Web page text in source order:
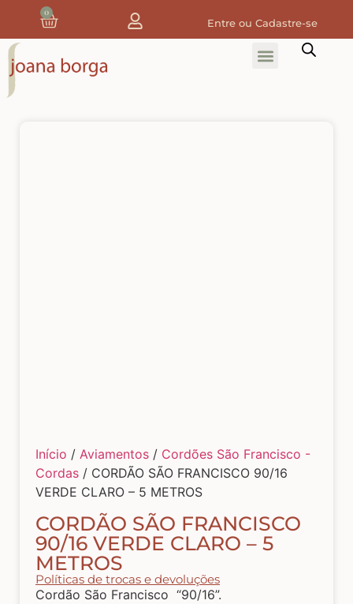
0
Entre ou Cadastre-se
Home
Tecidos Estampados e Florais
Tecidos Estampas de Cozinha
Tecidos de Páscoa
Início / Aviamentos / Cordões São Francisco -
Cordas / CORDÃO SÃO FRANCISCO 90/16
VERDE CLARO – 5 METROS
CORDÃO SÃO FRANCISCO
90/16 VERDE CLARO – 5
METROS
Políticas de trocas e devoluções
Cordão São Francisco “90/16”.